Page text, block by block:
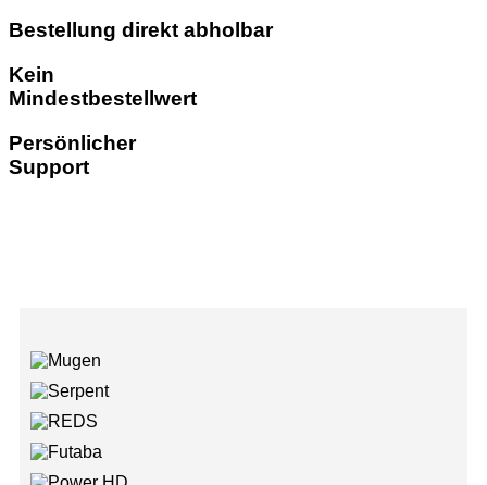
Bestellung direkt abholbar
Kein
Mindestbestellwert
Persönlicher
Support